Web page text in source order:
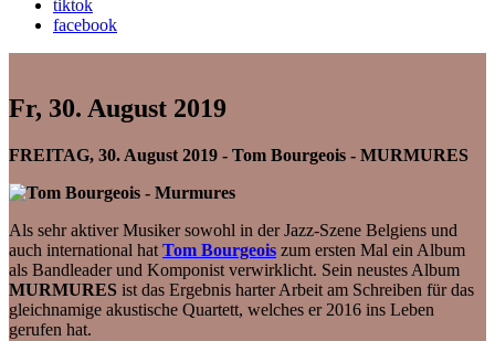
tiktok
facebook
Fr, 30. August 2019
FREITAG, 30. August 2019 - Tom Bourgeois - MURMURES
Als sehr aktiver Musiker sowohl in der Jazz-Szene Belgiens und
auch international hat Tom Bourgeois zum ersten Mal ein Album
als Bandleader und Komponist verwirklicht. Sein neustes Album
MURMURES ist das Ergebnis harter Arbeit am Schreiben für das
gleichnamige akustische Quartett, welches er 2016 ins Leben
gerufen hat.